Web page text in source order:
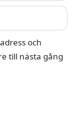
och
till nästa gång